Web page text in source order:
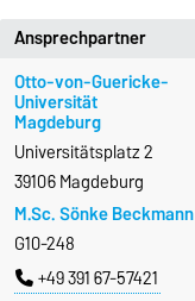
Ansprechpartner
Otto-von-Guericke-
Universität
Magdeburg
Universitätsplatz 2
39106 Magdeburg
M.Sc. Sönke Beckmann
G10-248
+49 391 67-57421